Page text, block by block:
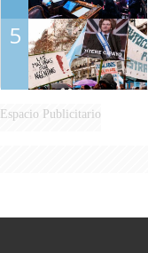
5
Espacio Publicitario